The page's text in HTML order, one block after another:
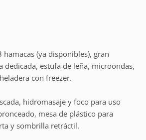
hamacas (ya disponibles), gran
dedicada, estufa de leña, microondas,
con freezer.
hidromasaje y foco para uso
mesa de plástico para
y sombrilla retráctil.